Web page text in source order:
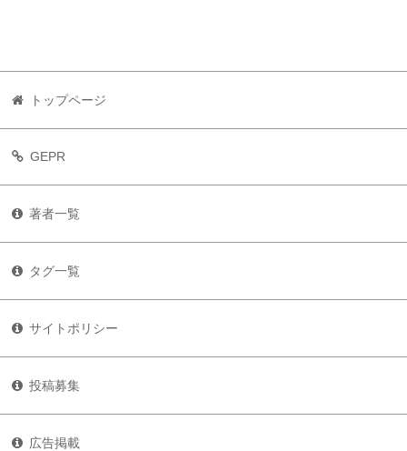
トップページ
GEPR
著者一覧
タグ一覧
サイトポリシー
投稿募集
広告掲載